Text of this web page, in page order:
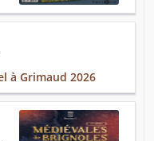
à Grimaud 2026